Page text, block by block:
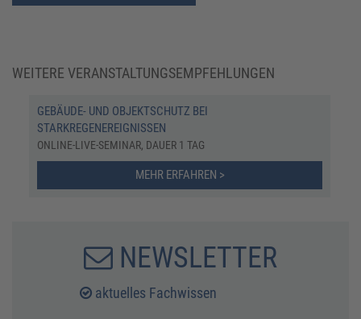
WEITERE VERANSTALTUNGSEMPFEHLUNGEN
GEBÄUDE- UND OBJEKTSCHUTZ BEI
STARKREGENEREIGNISSEN
ONLINE-LIVE-SEMINAR, DAUER 1 TAG
MEHR ERFAHREN >
NEWSLETTER
aktuelles Fachwissen